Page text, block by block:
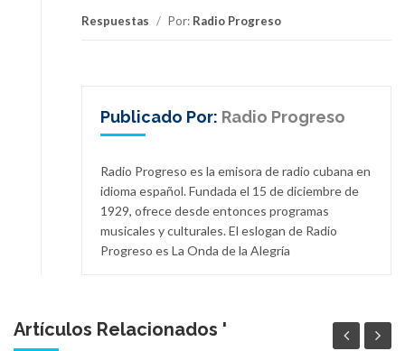
Respuestas / Por: Radio Progreso
Publicado Por: Radio Progreso
Radio Progreso es la emisora de radio cubana en
idioma español. Fundada el 15 de diciembre de
1929, ofrece desde entonces programas
musicales y culturales. El eslogan de Radio
Progreso es La Onda de la Alegría
Artículos Relacionados '